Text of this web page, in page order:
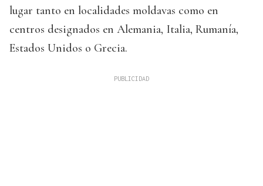
lugar tanto en localidades moldavas como en
centros designados en Alemania, Italia, Rumanía,
Estados Unidos o Grecia.